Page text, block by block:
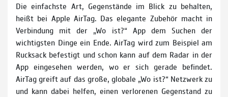
Die einfachste Art, Gegenstände im Blick zu behalten,
heißt bei Apple AirTag. Das elegante Zubehör macht in
Verbindung mit der „Wo ist?“ App dem Suchen der
wichtigsten Dinge ein Ende. AirTag wird zum Beispiel am
Rucksack befestigt und schon kann auf dem Radar in der
App eingesehen werden, wo er sich gerade befindet.
AirTag greift auf das große, globale „Wo ist?“ Netzwerk zu
und kann dabei helfen, einen verlorenen Gegenstand zu